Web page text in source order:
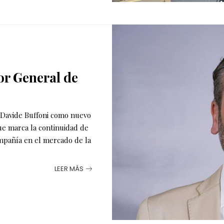
General de
Buffoni como nuevo
marca la continuidad de
en el mercado de la
LEER MÁS